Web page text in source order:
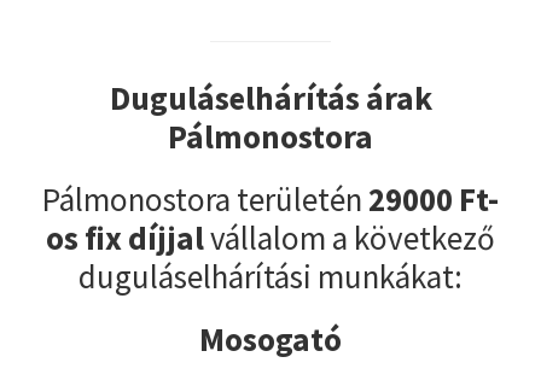
Duguláselhárítás árak
Pálmonostora
Pálmonostora területén 29000 Ft-
os fix díjjalvállalom a következő
duguláselhárítási munkákat:
Mosogató